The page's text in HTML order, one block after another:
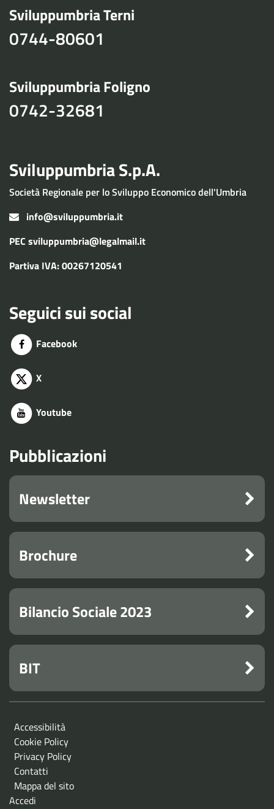
Sviluppumbria Terni
0744-80601
Sviluppumbria Foligno
0742-32681
Sviluppumbria S.p.A.
Società Regionale per lo Sviluppo Economico dell'Umbria
info@sviluppumbria.it
PEC sviluppumbria@legalmail.it
Partiva IVA: 00267120541
Seguici sui social
Facebook
X
Youtube
Pubblicazioni
Newsletter
Brochure
Bilancio Sociale 2023
BIT
Accessibilità
Cookie Policy
Privacy Policy
Contatti
Mappa del sito
Accedi